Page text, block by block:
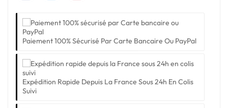
Paiement 100% Sécurisé Par Carte Bancaire Ou PayPal
Expédition Rapide Depuis La France Sous 24h En Colis
Suivi